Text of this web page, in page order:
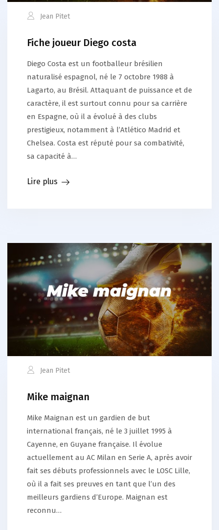
Jean Pitet
Fiche joueur Diego costa
Diego Costa est un footballeur brésilien
naturalisé espagnol, né le 7 octobre 1988 à
Lagarto, au Brésil. Attaquant de puissance et de
caractère, il est surtout connu pour sa carrière
en Espagne, où il a évolué à des clubs
prestigieux, notamment à l’Atlético Madrid et
Chelsea. Costa est réputé pour sa combativité,
sa capacité à…
Lire plus
Jean Pitet
Mike maignan
Mike Maignan est un gardien de but
international français, né le 3 juillet 1995 à
Cayenne, en Guyane française. Il évolue
actuellement au AC Milan en Serie A, après avoir
fait ses débuts professionnels avec le LOSC Lille,
où il a fait ses preuves en tant que l’un des
meilleurs gardiens d’Europe. Maignan est
reconnu…